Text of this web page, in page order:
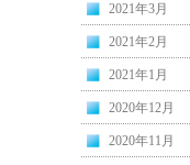
2021年3月
2021年2月
2021年1月
2020年12月
2020年11月